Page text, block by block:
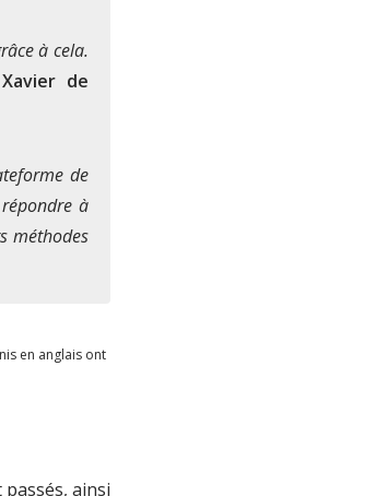
à cela.
Xavier de
de
à
méthodes
en anglais ont
ainsi